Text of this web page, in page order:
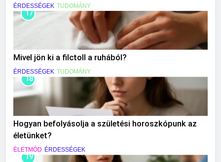
ÉRDESSÉGEK TUDOMÁNY
17
Mivel jön ki a filctoll a ruhából?
ÉRDESSÉGEK TUDOMÁNY
18
Hogyan befolyásolja a születési horoszkópunk az
életünket?
ÉLETMÓD ÉRDESSÉGEK
19